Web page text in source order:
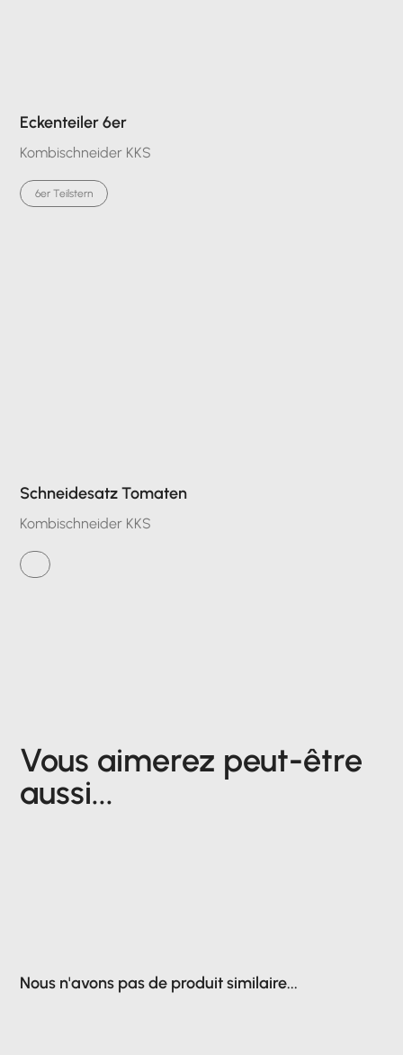
Eckenteiler 6er
Kombischneider KKS
6er Teilstern
Schneidesatz Tomaten
Kombischneider KKS
Vous aimerez peut-être
aussi...
Nous n'avons pas de produit similaire...